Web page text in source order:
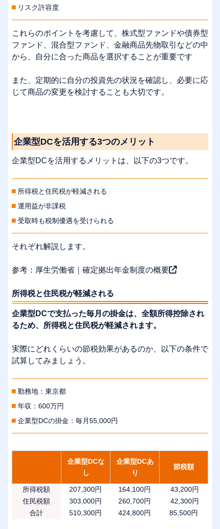
リスク許容度
これらのポイントを考慮して、株式型ファンドや債券型
ファンド、混合型ファンド、金融商品先物取引などの中
から、自分に合った商品を選択することが重要です
また、定期的に自分の投資先の状況を確認し、必要に応
じて商品の変更を検討することも大切です。
企業型DCを活用する3つのメリット
企業型DCを活用するメリットは、以下の3つです。
所得税と住民税が軽減される
運用益が非課税
受取時も税制優遇を受けられる
それぞれ解説します。
参考： 厚生労働省｜確定拠出年金制度の概要
所得税と住民税が軽減される
企業型DCで支払った毎月の掛金は、全額所得控除され
るため、所得税と住民税が軽減されます。
実際にどれくらいの節税効果があるのか、以下の条件で
試算してみましょう。
勤務地：東京都
年収：600万円
企業型DCの掛金：毎月55,000円
企業型DCな
し
企業型DCあ
り
節税額
所得税額 207,300円 164,100円
43,200円
住民税額
303,000円 260,700円
42,300円
合計
510,300円 424,800円 85,500円